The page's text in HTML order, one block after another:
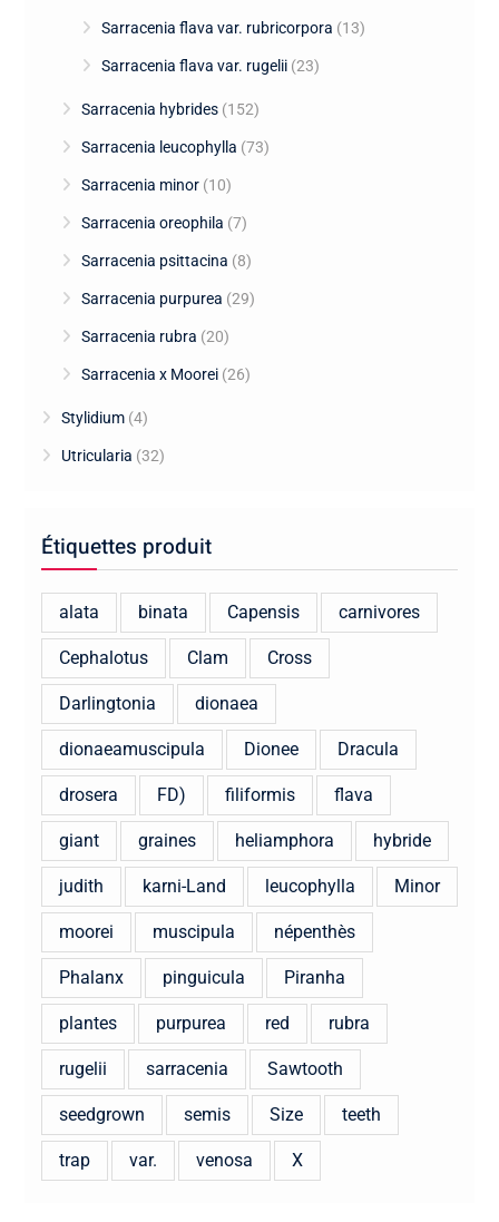
Sarracenia flava var. rubricorpora (13)
Sarracenia flava var. rugelii (23)
Sarracenia hybrides (152)
Sarracenia leucophylla (73)
Sarracenia minor (10)
Sarracenia oreophila (7)
Sarracenia psittacina (8)
Sarracenia purpurea (29)
Sarracenia rubra (20)
Sarracenia x Moorei (26)
Stylidium (4)
Utricularia (32)
Étiquettes produit
alata binata Capensis carnivores
Cephalotus Clam Cross
Darlingtonia dionaea
dionaeamuscipula Dionee Dracula
drosera FD) filiformis flava
giant graines heliamphora hybride
judith karni-Land leucophylla Minor
moorei muscipula népenthès
Phalanx pinguicula Piranha
plantes purpurea red rubra
rugelii sarracenia Sawtooth
seedgrown semis Size teeth
trap var. venosa X